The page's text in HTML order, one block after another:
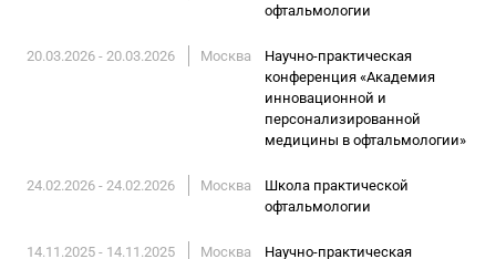
офтальмологии
20.03.2026 - 20.03.2026 Москва
Научно-практическая
конференция «Академия
инновационной и
персонализированной
медицины в офтальмологии»
24.02.2026 - 24.02.2026 Москва
Школа практической
офтальмологии
14.11.2025 - 14.11.2025 Москва
Научно-практическая